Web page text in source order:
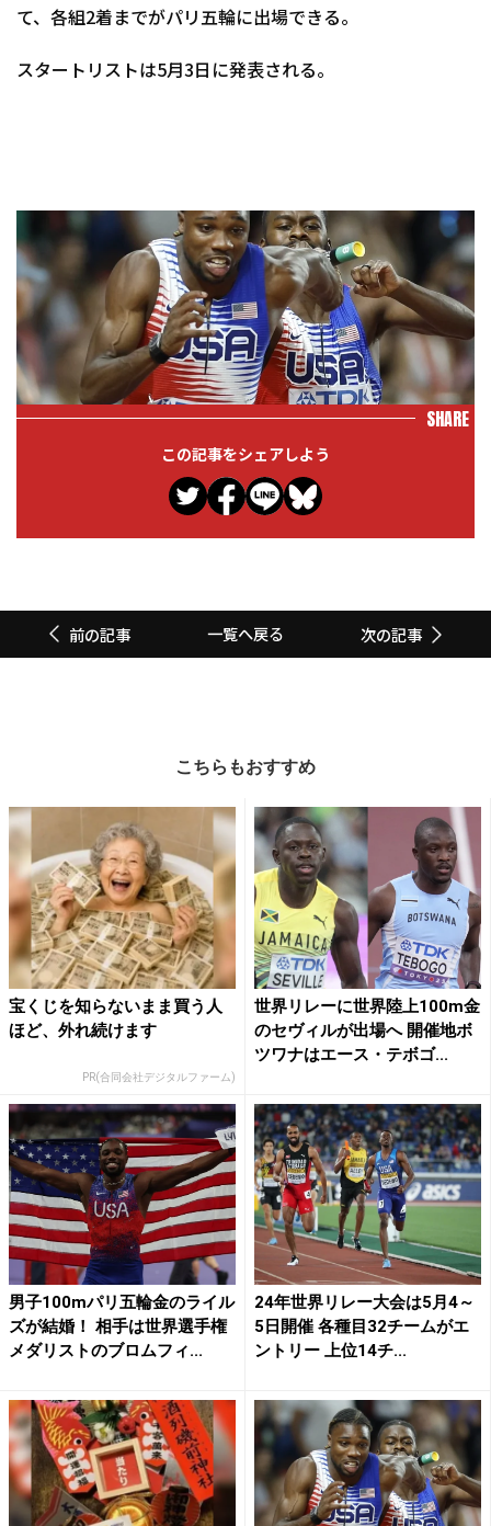
て、各組2着までがパリ五輪に出場できる。
スタートリストは5月3日に発表される。
SHARE
この記事をシェアしよう
前の記事 一覧へ戻る 次の記事
こちらもおすすめ
宝くじを知らないまま買う人
ほど、外れ続けます
PR(合同会社デジタルファーム)
世界リレーに世界陸上100m金
のセヴィルが出場へ 開催地ボ
ツワナはエース・テボゴ...
男子100mパリ五輪金のライル
ズが結婚！ 相手は世界選手権
メダリストのブロムフィ...
24年世界リレー大会は5月4～
5日開催 各種目32チームがエ
ントリー 上位14チ...